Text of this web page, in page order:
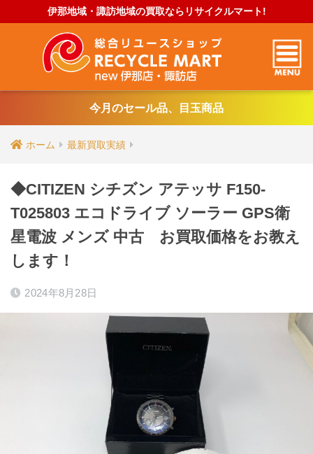
伊那地域・諏訪地域の買取ならリサイクルマート!
今月のセール品、目玉商品
ホーム 最新買取実績
◆CITIZEN シチズン アテッサ F150-
T025803 エコドライブ ソーラー GPS衛
星電波 メンズ 中古 お買取価格をお教え
します！
2024年8月28日